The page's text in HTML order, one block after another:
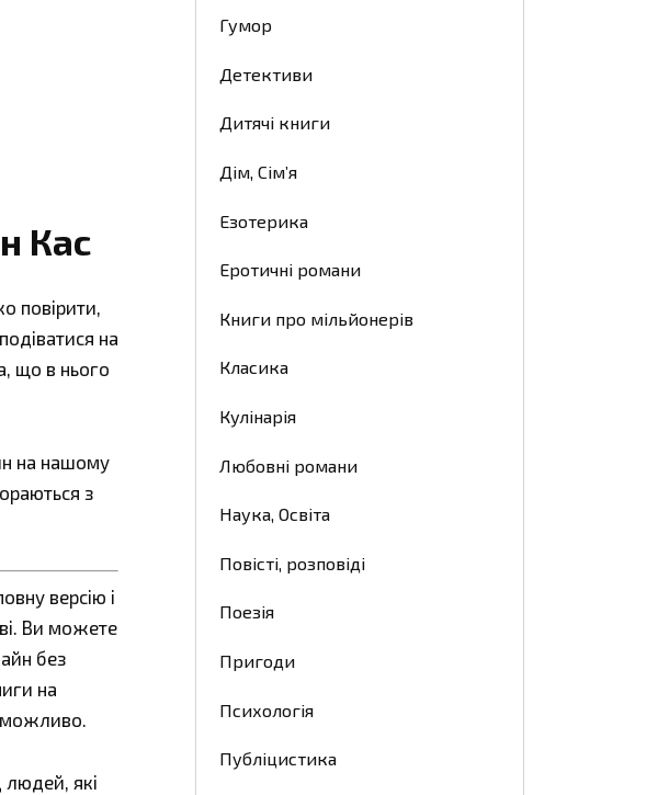
Кас
повірити,
на
що в нього
на нашому
з
версію і
Ви можете
без
на
можливо.
які
Гумор
Детективи
Дитячі книги
Дім, Сім’я
Езотерика
Еротичні романи
Книги про мільйонерів
Класика
Кулінарія
Любовні романи
Наука, Освіта
Повісті, розповіді
Поезія
Пригоди
Психологія
Публіцистика